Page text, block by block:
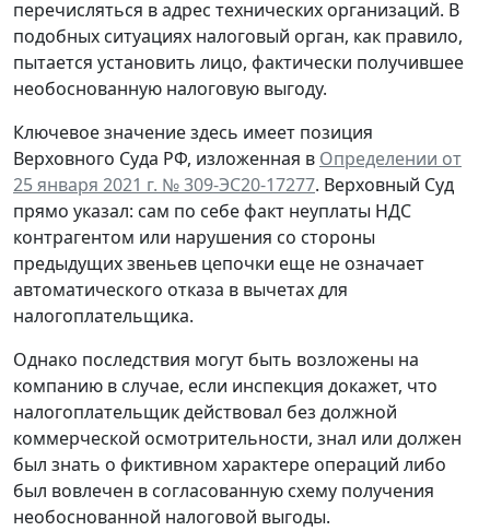
перечисляться в адрес технических организаций. В
подобных ситуациях налоговый орган, как правило,
пытается установить лицо, фактически получившее
необоснованную налоговую выгоду.
Ключевое значение здесь имеет позиция
Верховного Суда РФ, изложенная в Определении от
25 января 2021 г. № 309-ЭС20-17277. Верховный Суд
прямо указал: сам по себе факт неуплаты НДС
контрагентом или нарушения со стороны
предыдущих звеньев цепочки еще не означает
автоматического отказа в вычетах для
налогоплательщика.
Однако последствия могут быть возложены на
компанию в случае, если инспекция докажет, что
налогоплательщик действовал без должной
коммерческой осмотрительности, знал или должен
был знать о фиктивном характере операций либо
был вовлечен в согласованную схему получения
необоснованной налоговой выгоды.